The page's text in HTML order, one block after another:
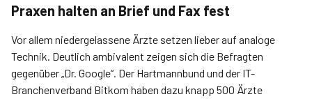
Praxen halten an Brief und Fax fest
Vor allem niedergelassene Ärzte setzen lieber auf analoge
Technik. Deutlich ambivalent zeigen sich die Befragten
gegenüber „Dr. Google“. Der Hartmannbund und der IT-
Branchenverband Bitkom haben dazu knapp 500 Ärzte